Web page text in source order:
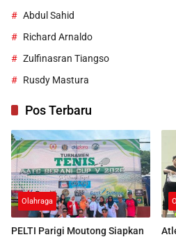
Abdul Sahid
Richard Arnaldo
Zulfinasran Tiangso
Rusdy Mastura
Pos Terbaru
Olahraga
PELTI Parigi Moutong Siapkan